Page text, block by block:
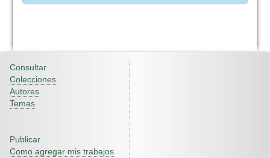
Consultar
Colecciones
Autores
Temas
Publicar
Como agregar mis trabajos